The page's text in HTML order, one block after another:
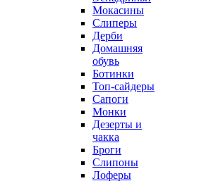
Мокасины
Слиперы
Дерби
Домашняя
обувь
Ботинки
Топ-сайдеры
Сапоги
Монки
Дезерты и
чакка
Броги
Слипоны
Лоферы